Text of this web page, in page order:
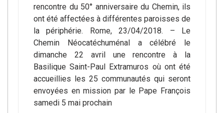
rencontre du 50° anniversaire du Chemin, ils
ont été affectées à différentes paroisses de
la périphérie. Rome, 23/04/2018. – Le
Chemin Néocatéchuménal a célébré le
dimanche 22 avril une rencontre à la
Basilique Saint-Paul Extramuros où ont été
accueillies les 25 communautés qui seront
envoyées en mission par le Pape François
samedi 5 mai prochain